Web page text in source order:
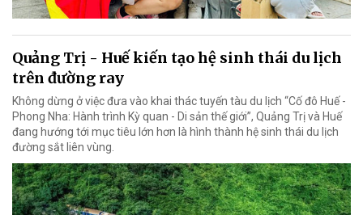
Quảng Trị - Huế kiến tạo hệ sinh thái du lịch
trên đường ray
Không dừng ở việc đưa vào khai thác tuyến tàu du lịch “Cố đô Huế -
Phong Nha: Hành trình Kỳ quan - Di sản thế giới”, Quảng Trị và Huế
đang hướng tới mục tiêu lớn hơn là hình thành hệ sinh thái du lịch
đường sắt liên vùng.